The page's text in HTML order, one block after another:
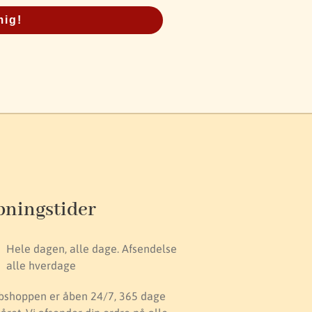
Hele dagen, alle dage. Afsendelse
alle hverdage
er åben 24/7, 365 dage